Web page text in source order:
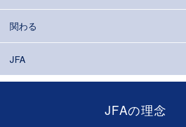
関わる
JFA
JFAの理念